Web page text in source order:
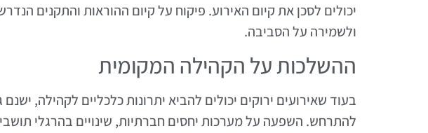
יכולים לסכן את קיום האירוע. פיקוח על קיום ההוראות והתקנים
ולשמירה על הסביבה.
ההשלכות על הקהילה המקומית
בעוד שאירועים ירוקים יכולים להביא יתרונות כלכליים לקהילה,
להתרחש. השפעה על מערכות יחסים חברתיות, שינויים בהרגלי